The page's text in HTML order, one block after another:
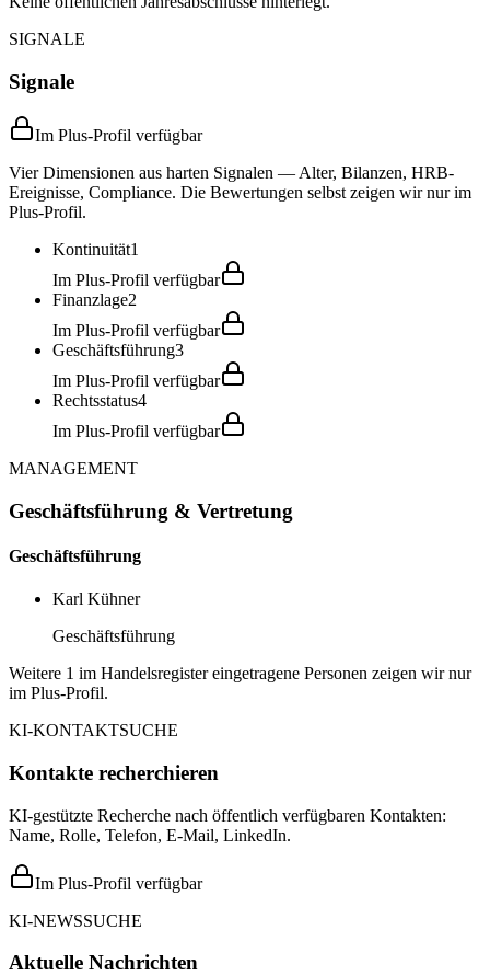
SIGNALE
Signale
Im Plus-Profil verfügbar
Vier Dimensionen aus harten Signalen — Alter, Bilanzen, HRB-
Ereignisse, Compliance. Die Bewertungen selbst zeigen wir nur im
Plus-Profil.
Kontinuität1
Im Plus-Profil verfügbar
Finanzlage2
Im Plus-Profil verfügbar
Geschäftsführung3
Im Plus-Profil verfügbar
Rechtsstatus4
Im Plus-Profil verfügbar
MANAGEMENT
Geschäftsführung & Vertretung
Geschäftsführung
Karl Kühner
Geschäftsführung
Weitere 1 im Handelsregister eingetragene Personen zeigen wir nur
im Plus-Profil.
KI-KONTAKTSUCHE
Kontakte recherchieren
KI-gestützte Recherche nach öffentlich verfügbaren Kontakten:
Name, Rolle, Telefon, E-Mail, LinkedIn.
Im Plus-Profil verfügbar
KI-NEWSSUCHE
Aktuelle Nachrichten